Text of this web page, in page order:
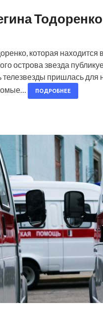
которая находится
острова звезда
телезвезды пришлась
ПОДРОБНЕЕ